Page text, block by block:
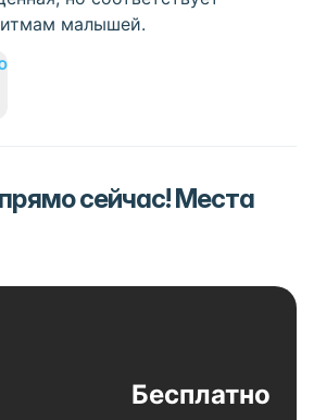
малышей.
сейчас! Места
Бесплатно